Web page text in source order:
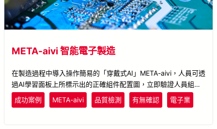
META-aivi 智能電子製造
在製造過程中導入操作簡易的「穿戴式AI」META-aivi，人員可透
過AI學習面板上所標示出的正確組件配置圖，立即驗證人員組裝
正確性。若偵測到裝配錯誤，META-aivi將立即發出異常警示，
提醒人員即時修正，確保物件的品質一致，減少人為疏失。 此
成功案例 META-aivi 品質檢測 有無確認 電子業